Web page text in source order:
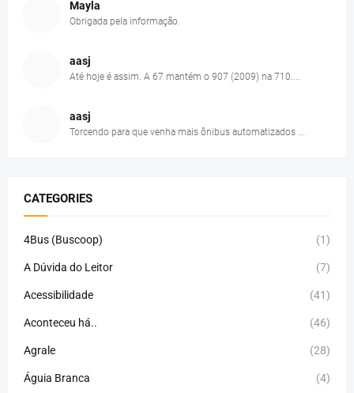
Mayla
Obrigada pela informação.
aasj
Até hoje é assim. A 67 mantém o 907 (2009) na 710....
aasj
Torcendo para que venha mais ônibus automatizados ...
CATEGORIES
4Bus (Buscoop) (1)
A Dúvida do Leitor (7)
Acessibilidade (41)
Aconteceu há.. (46)
Agrale (28)
Águia Branca (4)